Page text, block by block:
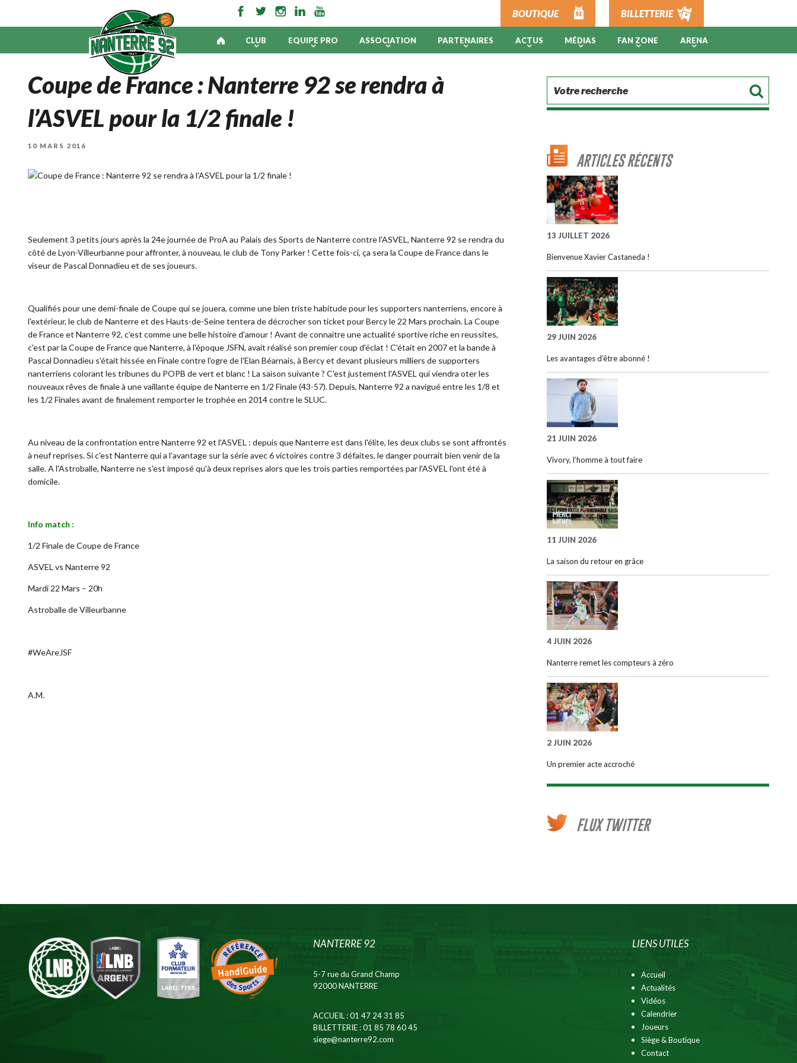
BOUTIQUE BILLETTERIE
CLUB EQUIPE PRO ASSOCIATION PARTENAIRES ACTUS MÉDIAS FAN ZONE ARENA
Coupe de France : Nanterre 92 se rendra à
l’ASVEL pour la 1/2 finale !
PUBLIÉ
10 MARS 2016
Seulement 3 petits jours après la 24e journée de ProA au Palais des Sports de Nanterre contre l'ASVEL, Nanterre 92 se rendra du
côté de Lyon-Villeurbanne pour affronter, à nouveau, le club de Tony Parker ! Cette fois-ci, ça sera la Coupe de France dans le
viseur de Pascal Donnadieu et de ses joueurs.
Qualifiés pour une demi-finale de Coupe qui se jouera, comme une bien triste habitude pour les supporters nanterriens, encore à
l'extérieur, le club de Nanterre et des Hauts-de-Seine tentera de décrocher son ticket pour Bercy le 22 Mars prochain. La Coupe
de France et Nanterre 92, c'est comme une belle histoire d'amour ! Avant de connaitre une actualité sportive riche en reussites,
c'est par la Coupe de France que Nanterre, à l'époque JSFN, avait réalisé son premier coup d'éclat ! C'était en 2007 et la bande à
Pascal Donnadieu s'était hissée en Finale contre l'ogre de l'Elan Béarnais, à Bercy et devant plusieurs milliers de supporters
nanterriens colorant les tribunes du POPB de vert et blanc ! La saison suivante ? C'est justement l'ASVEL qui viendra oter les
nouveaux rêves de finale à une vaillante équipe de Nanterre en 1/2 Finale (43-57). Depuis, Nanterre 92 a navigué entre les 1/8 et
les 1/2 Finales avant de finalement remporter le trophée en 2014 contre le SLUC.
Au niveau de la confrontation entre Nanterre 92 et l'ASVEL : depuis que Nanterre est dans l'élite, les deux clubs se sont affrontés
à neuf reprises. Si c'est Nanterre qui a l'avantage sur la série avec 6 victoires contre 3 défaites, le danger pourrait bien venir de la
salle. A l'Astroballe, Nanterre ne s'est imposé qu'à deux reprises alors que les trois parties remportées par l'ASVEL l'ont été à
domicile.
Info match :
1/2 Finale de Coupe de France
ASVEL vs Nanterre 92
Mardi 22 Mars – 20h
Astroballe de Villeurbanne
#WeAreJSF
A.M.
ARTICLES RÉCENTS
13 JUILLET 2026
Bienvenue Xavier Castaneda !
29 JUIN 2026
Les avantages d’être abonné !
21 JUIN 2026
Vivory, l’homme à tout faire
11 JUIN 2026
La saison du retour en grâce
4 JUIN 2026
Nanterre remet les compteurs à zéro
2 JUIN 2026
Un premier acte accroché
FLUX TWITTER
NANTERRE 92
5-7 rue du Grand Champ
92000 NANTERRE
ACCUEIL : 01 47 24 31 85
BILLETTERIE : 01 85 78 60 45
siege@nanterre92.com
LIENS UTILES
Accueil
Actualités
Vidéos
Calendrier
Joueurs
Siège & Boutique
Contact